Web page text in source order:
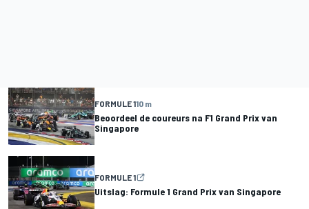
FORMULE 110 m
Beoordeel de coureurs na F1 Grand Prix van
Singapore
FORMULE 1
Uitslag: Formule 1 Grand Prix van Singapore